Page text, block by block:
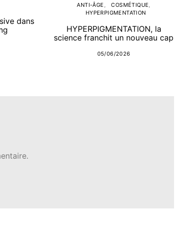
dans
ANTI-ÂGE
COSMÉTIQUE
HYPERPIGMENTATION
HYPERPIGMENTATION, la
science franchit un nouveau cap
05/06/2026